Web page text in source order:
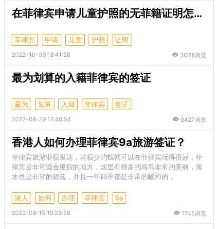
在菲律宾申请儿童护照的无菲籍证明怎么办理？
菲律宾 申请 儿童 护照 证明
2022-10-09 18:41:28 3028浏览
最为划算的入籍菲律宾的签证
最为 划算 入籍 菲律宾 签证
2022-08-29 17:46:54 9427浏览
香港人如何办理菲律宾9a旅游签证？
菲律宾旅游业很发达，花很少的钱就可以在菲律宾玩得很好，菲
律宾是非常适合度假的地方，这里有很多的海岛非常的美丽，海
水也是非常的碧蓝，并且一年四季都是非常的暖和的，
港人 如何 办理 菲律宾 9a
2022-08-15 19:23:58 1745浏览